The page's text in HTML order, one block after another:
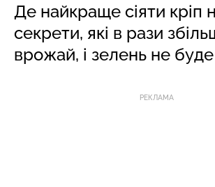
Де найкраще сіяти кріп
секрети, які в рази
врожай, і зелень не
РЕКЛАМА